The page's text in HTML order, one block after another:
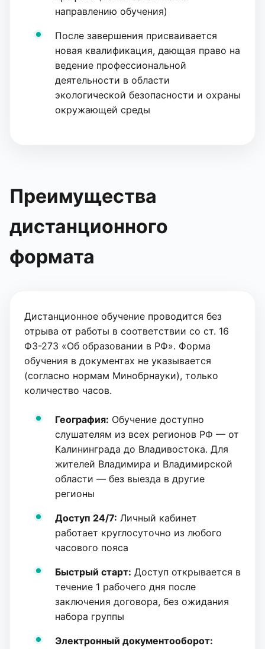
направлению обучения)
После завершения присваивается
новая квалификация, дающая право на
ведение профессиональной
деятельности в области
экологической безопасности и охраны
окружающей среды
Преимущества
дистанционного
формата
Дистанционное обучение проводится без
отрыва от работы в соответствии со ст. 16
ФЗ-273 «Об образовании в РФ». Форма
обучения в документах не указывается
(согласно нормам Минобрнауки), только
количество часов.
География: Обучение доступно
слушателям из всех регионов РФ — от
Калининграда до Владивостока. Для
жителей Владимира и Владимирской
области — без выезда в другие
регионы
Доступ 24/7: Личный кабинет
работает круглосуточно из любого
часового пояса
Быстрый старт: Доступ открывается в
течение 1 рабочего дня после
заключения договора, без ожидания
набора группы
Электронный документооборот: